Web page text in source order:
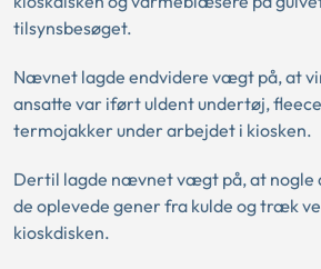
tilsynsbesøget.
Nævnet lagde endvidere vægt på, at
ansatte var iført uldent undertøj,
termojakker under arbejdet i kiosken.
Dertil lagde nævnet vægt på, at nogle
de oplevede gener fra kulde og træk
kioskdisken.